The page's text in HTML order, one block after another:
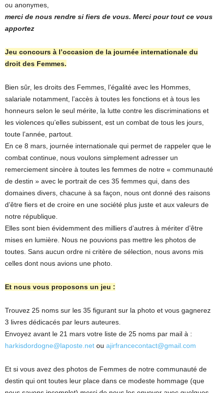
ou anonymes,
merci de nous rendre si fiers de vous. Merci pour tout ce vous
apportez
Jeu concours à l’occasion de la journée internationale du
droit des Femmes.
Bien sûr, les droits des Femmes, l’égalité avec les Hommes,
salariale notamment, l’accès à toutes les fonctions et à tous les
honneurs selon le seul mérite, la lutte contre les discriminations et
les violences qu’elles subissent, est un combat de tous les jours,
toute l’année, partout.
En ce 8 mars, journée internationale qui permet de rappeler que le
combat continue, nous voulons simplement adresser un
remerciement sincère à toutes les femmes de notre « communauté
de destin » avec le portrait de ces 35 femmes qui, dans des
domaines divers, chacune à sa façon, nous ont donné des raisons
d’être fiers et de croire en une société plus juste et aux valeurs de
notre république.
Elles sont bien évidemment des milliers d’autres à mériter d’être
mises en lumière. Nous ne pouvions pas mettre les photos de
toutes. Sans aucun ordre ni critère de sélection, nous avons mis
celles dont nous avions une photo.
Et nous vous proposons un jeu :
Trouvez 25 noms sur les 35 figurant sur la photo et vous gagnerez
3 livres dédicacés par leurs auteures.
Envoyez avant le 21 mars votre liste de 25 noms par mail à :
harkisdordogne@laposte.net ou ajirfrancecontact@gmail.com
Et si vous avez des photos de Femmes de notre communauté de
destin qui ont toutes leur place dans ce modeste hommage (que